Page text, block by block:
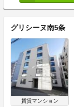
グリシーヌ南5条
賃貸マンション